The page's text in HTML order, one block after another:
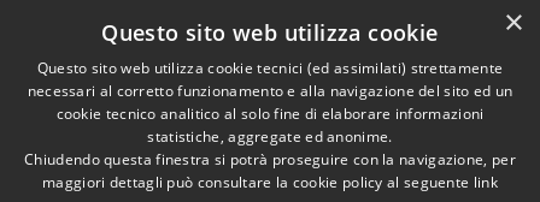
Dichiarazione di accessibilità
RSS
Accessibilità
Copyright © 2026 • Comune di
Casola in Lunigiana • Powered
×
Questo sito web utilizza cookie
Questo sito web utilizza cookie tecnici (ed assimilati) strettamente
necessari al corretto funzionamento e alla navigazione del sito ed un
cookie tecnico analitico al solo fine di elaborare informazioni
statistiche, aggregate ed anonime.
Chiudendo questa finestra si potrà proseguire con la navigazione, per
maggiori dettagli può consultare la cookie policy al seguente link